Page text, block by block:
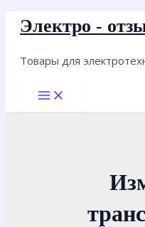
Перейти
содержимому
Электро -
Товары для
Main
Menu